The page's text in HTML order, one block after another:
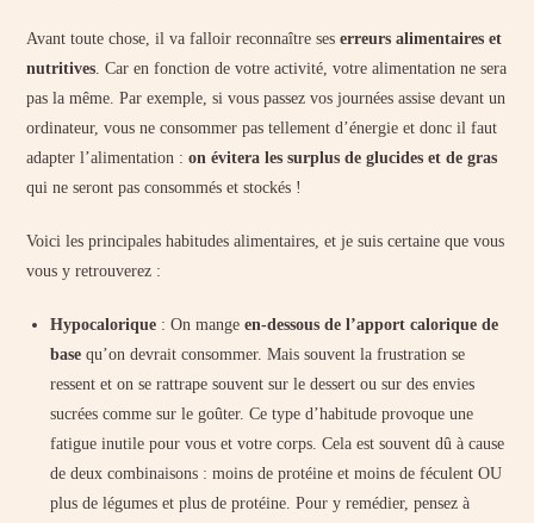
Avant toute chose, il va falloir reconnaître seserreurs alimentaires et
nutritives. Car en fonction de votre activité, votre alimentation ne sera
pas la même. Par exemple, si vous passez vos journées assise devant un
ordinateur, vous ne consommer pas tellement d’énergie et donc il faut
adapter l’alimentation :on évitera les surplus de glucides et de gras
qui ne seront pas consommés et stockés !
Voici les principales habitudes alimentaires, et je suis certaine que vous
vous y retrouverez :
Hypocalorique : On mangeen-dessous de l’apport calorique de
base qu’on devrait consommer. Mais souvent la frustration se
ressent et on se rattrape souvent sur le dessert ou sur des envies
sucrées comme sur le goûter. Ce type d’habitude provoque une
fatigue inutile pour vous et votre corps. Cela est souvent dû à cause
de deux combinaisons : moins de protéine et moins de féculent OU
plus de légumes et plus de protéine. Pour y remédier, pensez à